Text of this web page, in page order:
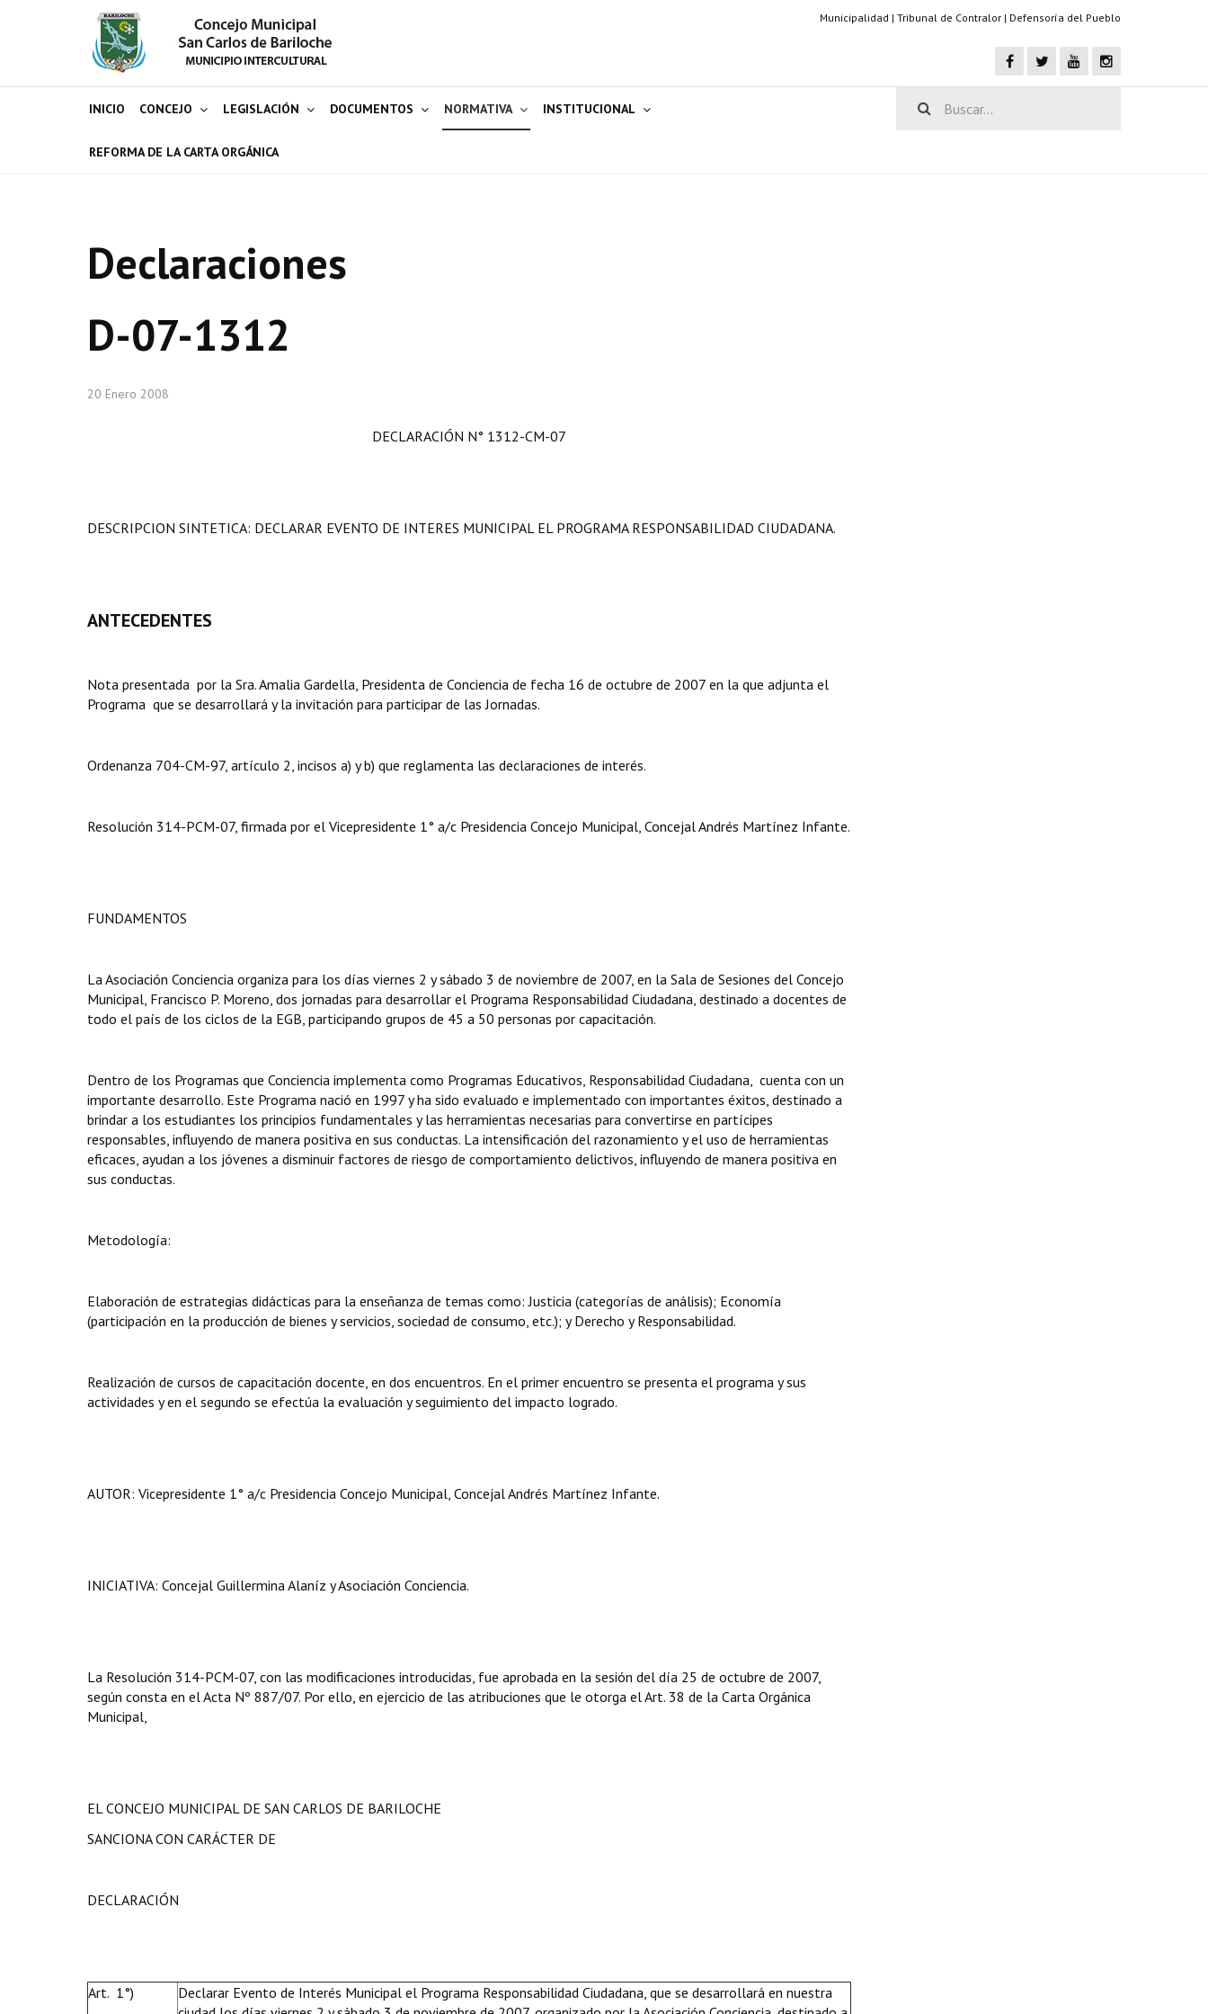
Municipalidad | Tribunal de Contralor | Defensoría del Pueblo
INICIO CONCEJO LEGISLACIÓN DOCUMENTOS NORMATIVA INSTITUCIONAL
REFORMA DE LA CARTA ORGÁNICA
Declaraciones
D-07-1312
20 Enero 2008
DECLARACIÓN N° 1312-CM-07
DESCRIPCION SINTETICA: DECLARAR EVENTO DE INTERES MUNICIPAL EL PROGRAMA RESPONSABILIDAD CIUDADANA.
ANTECEDENTES
Nota presentada por la Sra. Amalia Gardella, Presidenta de Conciencia de fecha 16 de octubre de 2007 en la que adjunta el
Programa que se desarrollará y la invitación para participar de las Jornadas.
Ordenanza 704-CM-97, artículo 2, incisos a) y b) que reglamenta las declaraciones de interés.
Resolución 314-PCM-07, firmada por el Vicepresidente 1° a/c Presidencia Concejo Municipal, Concejal Andrés Martínez Infante.
FUNDAMENTOS
La Asociación Conciencia organiza para los días viernes 2 y sábado 3 de noviembre de 2007, en la Sala de Sesiones del Concejo
Municipal, Francisco P. Moreno, dos jornadas para desarrollar el Programa Responsabilidad Ciudadana, destinado a docentes de
todo el país de los ciclos de la EGB, participando grupos de 45 a 50 personas por capacitación.
Dentro de los Programas que Conciencia implementa como Programas Educativos, Responsabilidad Ciudadana, cuenta con un
importante desarrollo. Este Programa nació en 1997 y ha sido evaluado e implementado con importantes éxitos, destinado a
brindar a los estudiantes los principios fundamentales y las herramientas necesarias para convertirse en partícipes
responsables, influyendo de manera positiva en sus conductas. La intensificación del razonamiento y el uso de herramientas
eficaces, ayudan a los jóvenes a disminuir factores de riesgo de comportamiento delictivos, influyendo de manera positiva en
sus conductas.
Metodología:
Elaboración de estrategias didácticas para la enseñanza de temas como: Justicia (categorías de análisis); Economía
(participación en la producción de bienes y servicios, sociedad de consumo, etc.); y Derecho y Responsabilidad.
Realización de cursos de capacitación docente, en dos encuentros. En el primer encuentro se presenta el programa y sus
actividades y en el segundo se efectúa la evaluación y seguimiento del impacto logrado.
AUTOR: Vicepresidente 1° a/c Presidencia Concejo Municipal, Concejal Andrés Martínez Infante.
INICIATIVA: Concejal Guillermina Alaníz y Asociación Conciencia.
La Resolución 314-PCM-07, con las modificaciones introducidas, fue aprobada en la sesión del día 25 de octubre de 2007,
según consta en el Acta Nº 887/07. Por ello, en ejercicio de las atribuciones que le otorga el Art. 38 de la Carta Orgánica
Municipal,
EL CONCEJO MUNICIPAL DE SAN CARLOS DE BARILOCHE
SANCIONA CON CARÁCTER DE
DECLARACIÓN
Art. 1°)
Declarar Evento de Interés Municipal el Programa Responsabilidad Ciudadana, que se desarrollará en nuestra